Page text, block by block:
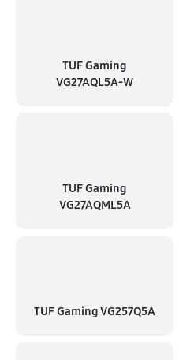
TUF Gaming
VG27AQL5A-W
TUF Gaming
VG27AQML5A
TUF Gaming VG257Q5A